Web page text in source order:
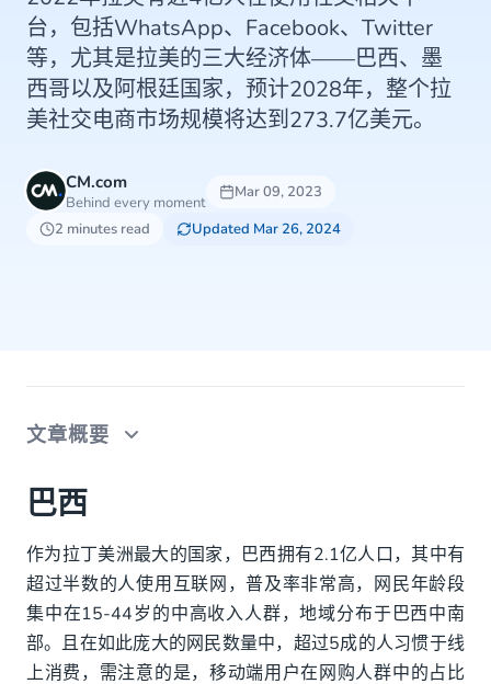
台，包括WhatsApp、Facebook、Twitter
等，尤其是拉美的三大经济体——巴西、墨
西哥以及阿根廷国家，预计2028年，整个拉
美社交电商市场规模将达到273.7亿美元。
CM.com
Behind every moment
Mar 09, 2023
2 minutes read
Updated Mar 26, 2024
文章概要
巴西
墨西哥
出海拉美：如何把握社交电商风口？
巴西
作为拉丁美洲最大的国家，巴西拥有2.1亿人口，其中有
超过半数的人使用互联网，普及率非常高，网民年龄段
集中在15-44岁的中高收入人群，地域分布于巴西中南
部。且在如此庞大的网民数量中，超过5成的人习惯于线
上消费，需注意的是，移动端用户在网购人群中的占比